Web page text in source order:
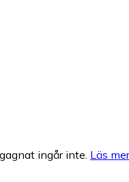
ingår inte. Läs